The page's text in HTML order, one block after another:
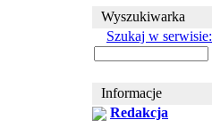
Wyszukiwarka
Szukaj w serwisie:
Informacje
Redakcja